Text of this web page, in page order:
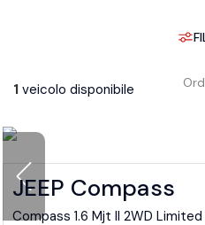
1 veicolo disponibile
JEEP Compass
Compass 1.6 Mjt II 2WD Limited